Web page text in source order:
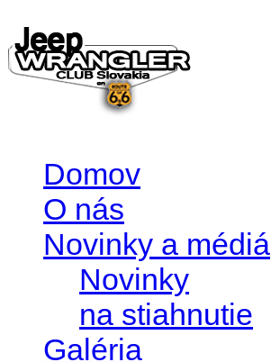
Domov
O nás
Novinky a médiá
Novinky
na stiahnutie
Galéria